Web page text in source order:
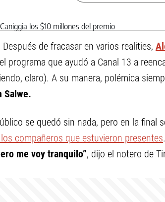
de fracasar en varios realities,
programa que ayudó a Canal 13 a
claro). A su manera, polémica
Salwe.
se quedó sin nada, pero en la final
compañeros que estuvieron presentes.
me voy tranquilo”, dijo el notero de